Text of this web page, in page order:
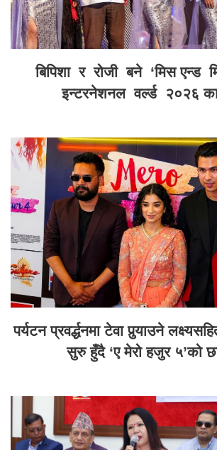
बिपिशा र रोजी बने ‘मिस एन्ड
इन्टरनेशनल वर्ल्ड २०२६ का
पर्यटन प्रवर्द्धनमा टेवा पुर्‍याउने
सुरु हुँदै ‘ए मेरो हजुर ५’को